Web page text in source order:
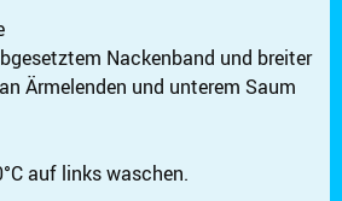
Nackenband und breiter
Ärmelenden und unterem Saum
auf links waschen.
Gesamt: €